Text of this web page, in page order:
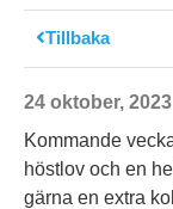
Tillbaka
24 oktober, 2023
Kommande
höstlov och en
gärna en extra